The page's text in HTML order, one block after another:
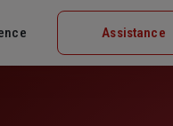
Assistance